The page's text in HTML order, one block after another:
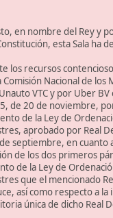
en nombre del Rey y
esta Sala ha
los recursos
Nacional de los
VTC y por Uber BV
de 20 de noviembre,
de la Ley de
aprobado por Real
septiembre, en cuanto
de los dos primeros
de la Ley de
que el mencionado
así como respecto a la
única de dicho Real